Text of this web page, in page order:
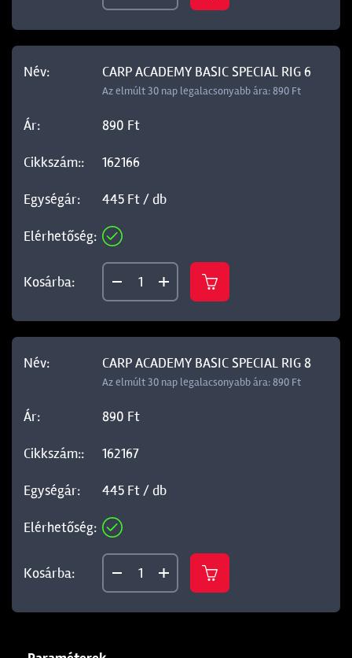
CARP ACADEMY BASIC SPECIAL RIG 6
Az elmúlt 30 nap legalacsonyabb ára: 890 Ft
890 Ft
162166
445 Ft / db
CARP ACADEMY BASIC SPECIAL RIG 8
Az elmúlt 30 nap legalacsonyabb ára: 890 Ft
890 Ft
162167
445 Ft / db